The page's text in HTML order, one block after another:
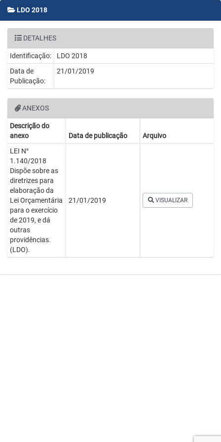
LDO 2018
DETALHES
Identificação:
LDO 2018
Data de
Publicação:
21/01/2019
ANEXOS
Descrição do
anexo
Data de publicação
Arquivo
LEI N°
1.140/2018
Dispõe sobre as
diretrizes para
elaboração da
Lei Orçamentária
para o exercício
de 2019, e dá
outras
providências.
(LDO).
21/01/2019 VISUALIZAR